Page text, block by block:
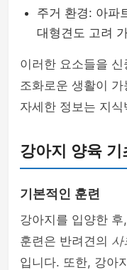
주거 환경: 아파
대형견도 고려
이러한 요소들을
조화로운 생활이 가
자세한 정보는 지
강아지 양육 기
기본적인 훈련
강아지를 입양한 후,
훈련은 반려견의 사
입니다. 또한, 강아